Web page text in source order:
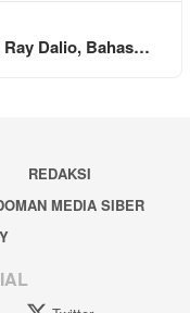
Ray Dalio, Bahas…
REDAKSI
MEDIA SIBER